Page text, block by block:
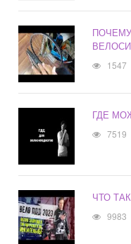
1547
ГДЕ
7519
ЧТО
9983